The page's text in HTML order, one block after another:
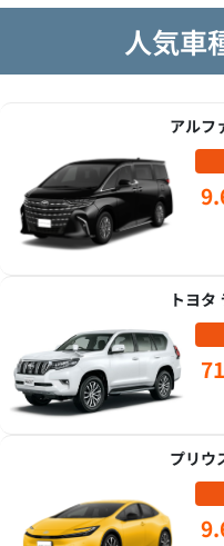
人気車
アルフ
トヨタ
プリウ